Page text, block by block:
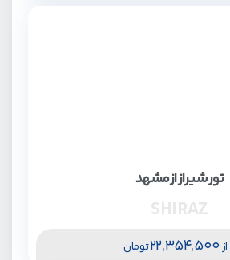
تور شیراز از مشهد
از22,354,500تومان